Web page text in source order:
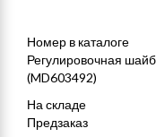
Номер в каталоге
Регулировочная
(MD603492)
На складе
Предзаказ